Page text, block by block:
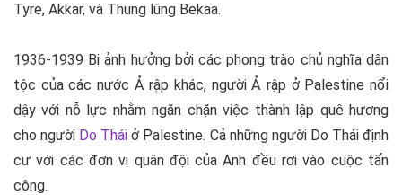
Tyre, Akkar, và Thung lũng Bekaa.
1936-1939 Bị ảnh hưởng bởi các phong trào chủ nghĩa dân
tộc của các nước Ả rập khác, người Ả rập ở Palestine nổi
dậy với nỗ lực nhằm ngăn chặn việc thành lập quê hương
cho người Do Thái ở Palestine. Cả những người Do Thái định
cư với các đơn vị quân đội của Anh đều rơi vào cuộc tấn
công.